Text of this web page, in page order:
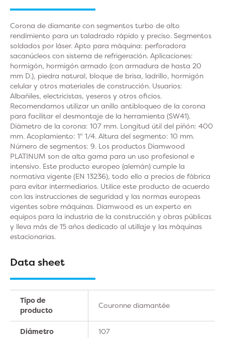
Corona de diamante con segmentos turbo de alto
rendimiento para un taladrado rápido y preciso. Segmentos
soldados por láser. Apto para máquina: perforadora
sacanúcleos con sistema de refrigeración. Aplicaciones:
hormigón, hormigón armado (con armadura de hasta 20
mm D.), piedra natural, bloque de brisa, ladrillo, hormigón
celular y otros materiales de construcción. Usuarios:
Albañiles, electricistas, yeseros y otros oficios.
Recomendamos utilizar un anillo antibloqueo de la corona
para facilitar el desmontaje de la herramienta (SW41).
Diámetro de la corona: 107 mm. Longitud útil del piñón: 400
mm. Acoplamiento: 1" 1/4. Altura del segmento: 10 mm.
Número de segmentos: 9. Los productos Diamwood
PLATINUM son de alta gama para un uso profesional e
intensivo. Este producto europeo (alemán) cumple la
normativa vigente (EN 13236), todo ello a precios de fábrica
para evitar intermediarios. Utilice este producto de acuerdo
con las instrucciones de seguridad y las normas europeas
vigentes sobre máquinas. Diamwood es un experto en
equipos para la industria de la construcción y obras públicas
y lleva más de 15 años dedicado al utillaje y las máquinas
estacionarias.
Data sheet
Tipo de
producto
Couronne diamantée
Diámetro 107